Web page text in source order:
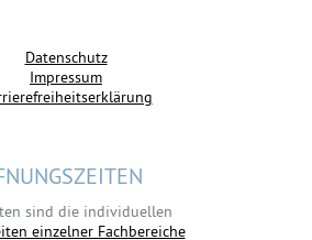
Datenschutz
Impressum
sind die individuellen
einzelner Fachbereiche